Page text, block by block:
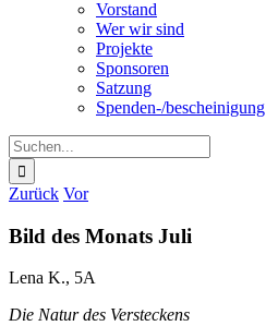
Vorstand
Wer wir sind
Projekte
Sponsoren
Satzung
Spenden-/bescheinigung
Suche
nach:
Zurück Vor
Bild des Monats Juli
Lena K., 5A
Die Natur des Versteckens